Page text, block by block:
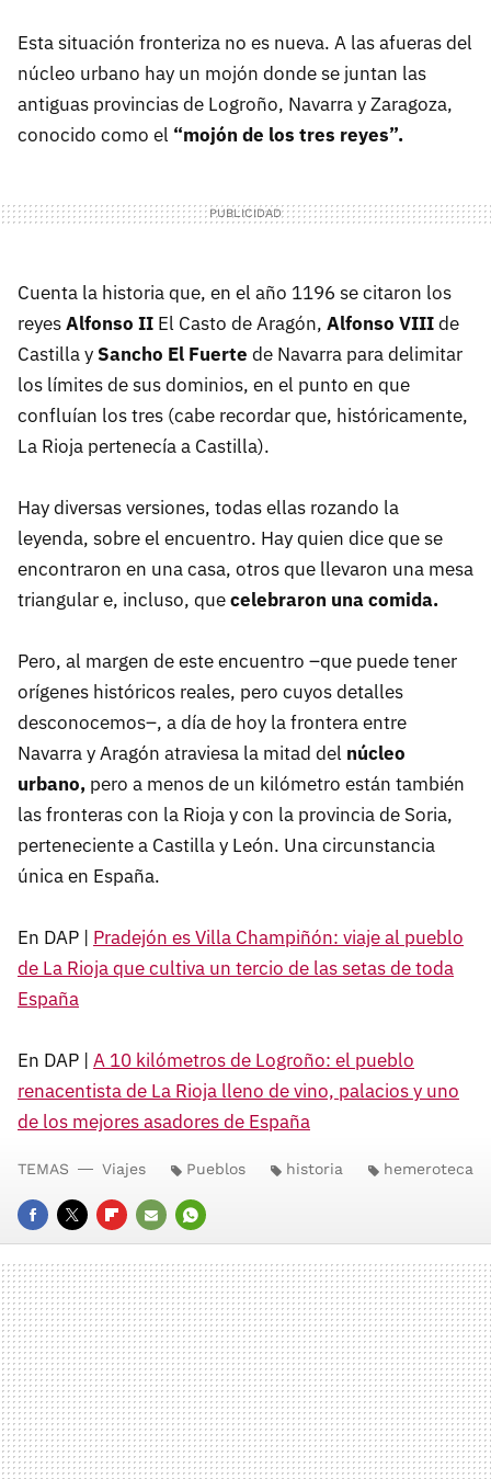
Esta situación fronteriza no es nueva. A las afueras del
núcleo urbano hay un mojón donde se juntan las
antiguas provincias de Logroño, Navarra y Zaragoza,
conocido como el “mojón de los tres reyes”.
Cuenta la historia que, en el año 1196 se citaron los
reyesAlfonso II El Casto de Aragón, Alfonso VIIIde
Castilla y Sancho El Fuerte de Navarra para delimitar
los límites de sus dominios, en el punto en que
confluían los tres (cabe recordar que, históricamente,
La Rioja pertenecía a Castilla).
Hay diversas versiones, todas ellas rozando la
leyenda, sobre el encuentro. Hay quien dice que se
encontraron en una casa, otros que llevaron una mesa
triangular e, incluso, quecelebraron una comida.
Pero, al margen de este encuentro –que puede tener
orígenes históricos reales, pero cuyos detalles
desconocemos–, a día de hoy la frontera entre
Navarra y Aragón atraviesa la mitad del núcleo
urbano, pero a menos de un kilómetro están también
las fronteras con la Rioja y con la provincia de Soria,
perteneciente a Castilla y León. Una circunstancia
única en España.
En DAP | Pradejón es Villa Champiñón: viaje al pueblo
de La Rioja que cultiva un tercio de las setas de toda
España
En DAP | A 10 kilómetros de Logroño: el pueblo
renacentista de La Rioja lleno de vino, palacios y uno
de los mejores asadores de España
FACEBOOK
TWITTERFLIPBOARD
E-
MAIL
WHATSAPP
TEMAS Viajes Pueblos historia hemeroteca